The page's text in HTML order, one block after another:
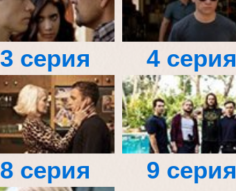
3 серия 4 серия
8 серия 9 серия